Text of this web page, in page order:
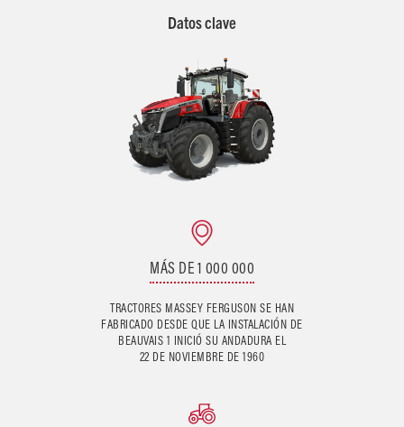
Datos clave
MÁS DE 1 000 000
TRACTORES MASSEY FERGUSON SE HAN
FABRICADO DESDE QUE LA INSTALACIÓN DE
BEAUVAIS 1 INICIÓ SU ANDADURA EL
22 DE NOVIEMBRE DE 1960